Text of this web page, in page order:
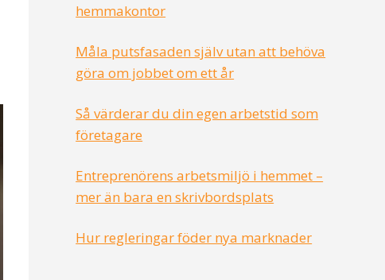
hemmakontor
Måla putsfasaden själv utan att behöva
göra om jobbet om ett år
Så värderar du din egen arbetstid som
företagare
Entreprenörens arbetsmiljö i hemmet –
mer än bara en skrivbordsplats
Hur regleringar föder nya marknader